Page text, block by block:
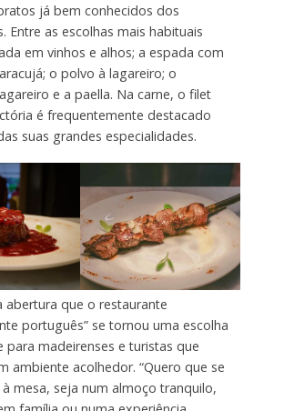
já bem conhecidos dos
Entre as escolhas mais habituais
em vinhos e alhos; a espada com
o polvo à lagareiro; o
e a paella. Na carne, o filet
é frequentemente destacado
suas grandes especialidades.
abertura que o restaurante
português” se tornou uma escolha
para madeirenses e turistas que
ambiente acolhedor. “Quero que se
mesa, seja num almoço tranquilo,